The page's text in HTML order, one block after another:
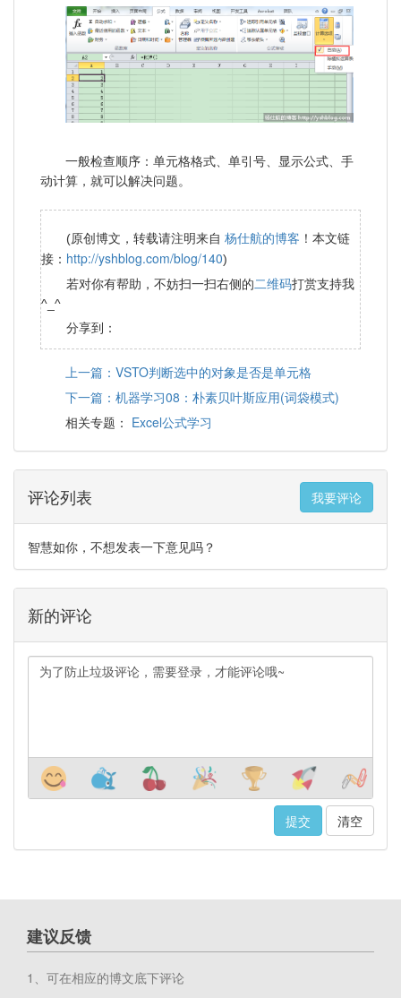
一般检查顺序：单元格格式、单引号、显示公式、手
动计算，就可以解决问题。
(原创博文，转载请注明来自 杨仕航的博客 ！本文链
接： http://yshblog.com/blog/140)
若对你有帮助，不妨扫一扫右侧的二维码打赏支持我
^_^
分享到：
上一篇：VSTO判断选中的对象是否是单元格
下一篇：机器学习08：朴素贝叶斯应用(词袋模式)
相关专题： Excel公式学习
评论列表 我要评论
智慧如你，不想发表一下意见吗？
新的评论
清空
建议反馈
1、可在相应的博文底下评论